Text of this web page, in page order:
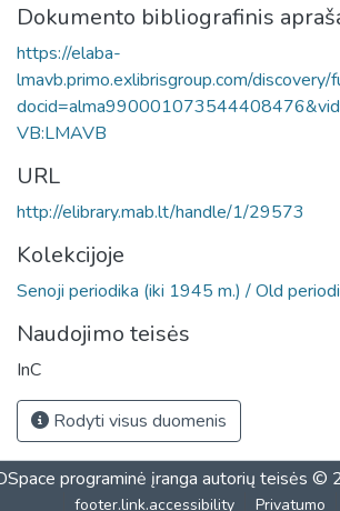
Dokumento bibliografinis
https://elaba-
lmavb.primo.exlibrisgroup.com/discovery/
VB:LMAVB
URL
http://elibrary.mab.lt/handle/1/29573
Kolekcijoje
Senoji periodika (iki 1945 m.) / Old
Naudojimo teisės
InC
Rodyti visus duomenis
programinė įranga autorių teisės ©
footer.link.accessibility Privatumo